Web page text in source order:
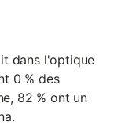
dans l'optique
0 % des
82 % ont un